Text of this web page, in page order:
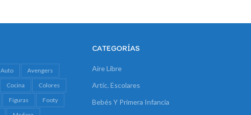
Auto
Avengers
Cocina
Colores
Figuras
Footy
CATEGORÍAS
Aire Libre
Artíc. Escolares
Bebés Y Primera Infancia